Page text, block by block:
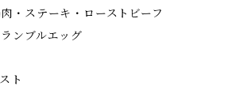
・ステーキ・ローストビーフ
ンブルエッグ
ト